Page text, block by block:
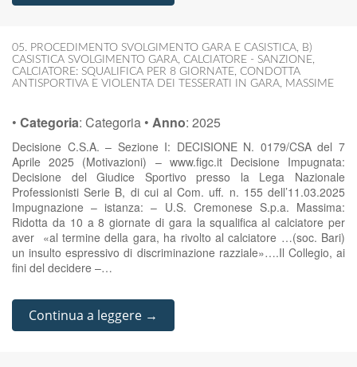
05. PROCEDIMENTO SVOLGIMENTO GARA E CASISTICA, B)
CASISTICA SVOLGIMENTO GARA, CALCIATORE - SANZIONE,
CALCIATORE: SQUALIFICA PER 8 GIORNATE, CONDOTTA
ANTISPORTIVA E VIOLENTA DEI TESSERATI IN GARA, MASSIME
• Categoria: Categoria • Anno: 2025
Decisione C.S.A. – Sezione I: DECISIONE N. 0179/CSA del 7
Aprile 2025 (Motivazioni) – www.figc.it Decisione Impugnata:
Decisione del Giudice Sportivo presso la Lega Nazionale
Professionisti Serie B, di cui al Com. uff. n. 155 dell’11.03.2025
Impugnazione – istanza: – U.S. Cremonese S.p.a. Massima:
Ridotta da 10 a 8 giornate di gara la squalifica al calciatore per
aver «al termine della gara, ha rivolto al calciatore …(soc. Bari)
un insulto espressivo di discriminazione razziale»….Il Collegio, ai
fini del decidere –…
Continua a leggere →